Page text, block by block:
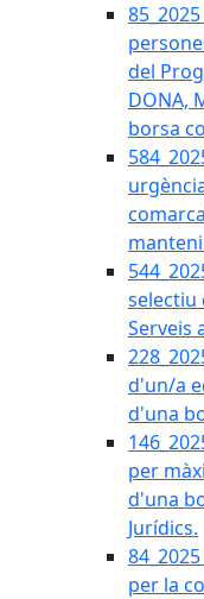
del
DONA,
borsa
selectiu
Serveis
d'un/a
d'una
per
d'una
Jurídics.
per la